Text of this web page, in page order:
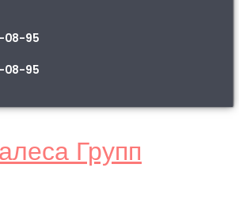
08-95
08-95
Групп